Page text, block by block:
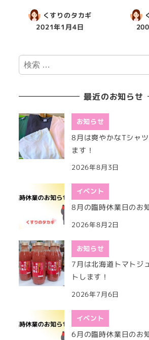
くすりのタカギ
2021年1月4日
検
索
最近のお知らせ
お知らせ
8月は爽やかなTシャ
ます！
2026年8月3日
イベント
8月の臨時休業日のお
2026年8月2日
お知らせ
7月は北海道トマトジ
トします！
2026年7月6日
イベント
6月の臨時休業日のお